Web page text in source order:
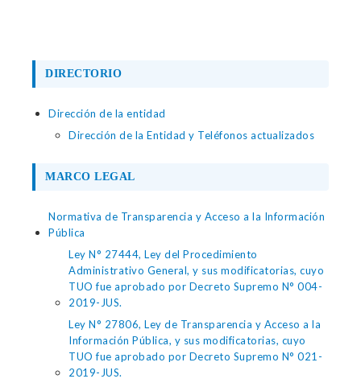
DIRECTORIO
Dirección de la entidad
Dirección de la Entidad y Teléfonos actualizados
MARCO LEGAL
Normativa de Transparencia y Acceso a la Información
Pública
Ley N° 27444, Ley del Procedimiento
Administrativo General, y sus modificatorias, cuyo
TUO fue aprobado por Decreto Supremo N° 004-
2019-JUS.
Ley N° 27806, Ley de Transparencia y Acceso a la
Información Pública, y sus modificatorias, cuyo
TUO fue aprobado por Decreto Supremo N° 021-
2019-JUS.